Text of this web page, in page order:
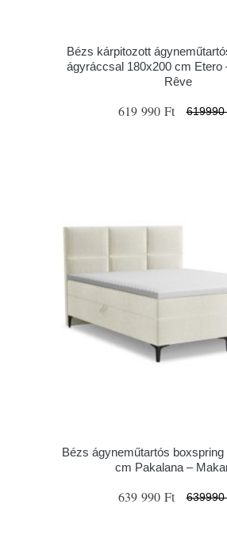
Bézs kárpitozott
ágyráccsal 180x200 cm Etero
Rêve
619 990 Ft 619990
Bézs ágyneműtartós
cm Pakalana –
639 990 Ft 639990